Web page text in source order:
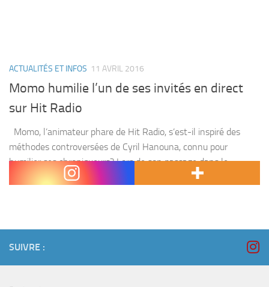
ACTUALITÉS ET INFOS 11 AVRIL 2016
Momo humilie l’un de ses invités en direct
sur Hit Radio
Momo, l’animateur phare de Hit Radio, s’est-il inspiré des
méthodes controversées de Cyril Hanouna, connu pour
humilier ses chroniqueurs? Lors de son passage dans le
morning de la chaîne dédiée aux jeunes, mardi...
SUIVRE :